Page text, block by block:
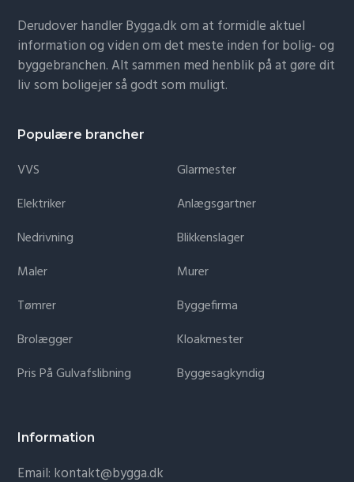
Derudover handler Bygga.dk om at formidle aktuel
information og viden om det meste inden for bolig- og
byggebranchen. Alt sammen med henblik på at gøre dit
liv som boligejer så godt som muligt.
Populære brancher
VVS
Glarmester
Elektriker
Anlægsgartner
Nedrivning
Blikkenslager
Maler
Murer
Tømrer
Byggefirma
Brolægger
Kloakmester
Pris På Gulvafslibning
Byggesagkyndig
Information
Email: kontakt@bygga.dk